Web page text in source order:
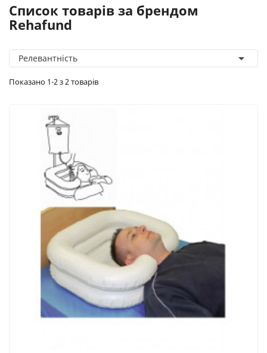
Список товарів за брендом
Rehafund
Релевантність 
Показано 1-2 з 2 товарів